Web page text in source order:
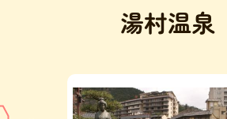
湯村温泉